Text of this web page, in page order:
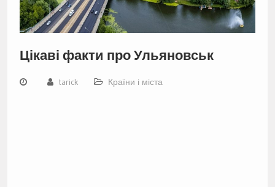
Цікаві факти про Ульяновськ
tarick Країни і міста